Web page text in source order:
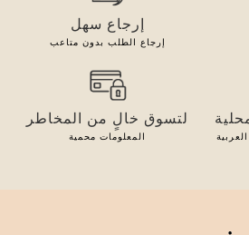
إرجاع سهل
إرجاع الطلب بدون متاعب
لتسوق خالٍ من المخاطر
المعلومات محمية